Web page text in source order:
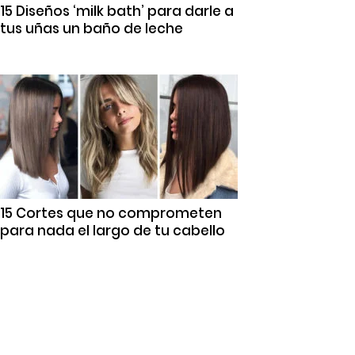
15 Diseños ‘milk bath’ para darle a
tus uñas un baño de leche
15 Cortes que no comprometen
para nada el largo de tu cabello